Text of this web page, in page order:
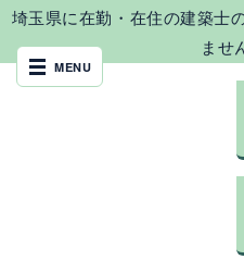
埼玉県に在勤・在住の建築士
ませ